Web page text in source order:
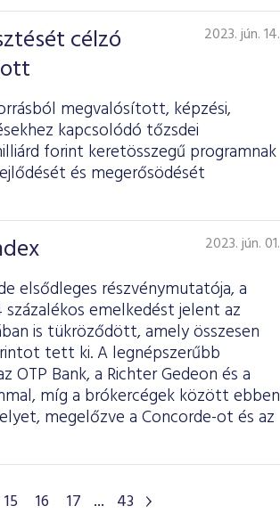
célzó
2023. jún. 14.
megvalósított, képzési,
kapcsolódó tőzsdei
forint keretösszegű programnak
és megerősödését
2023. jún. 01.
elsődleges részvénymutatója, a
emelkedést jelent az
is tükröződött, amely összesen
tett ki. A legnépszerűbb
Bank, a Richter Gedeon és a
míg a brókercégek között ebben
megelőzve a Concorde-ot és az
15 16 17 ... 43